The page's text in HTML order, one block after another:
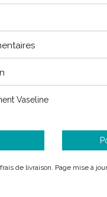
Vaseline
de livraison. Page mise à